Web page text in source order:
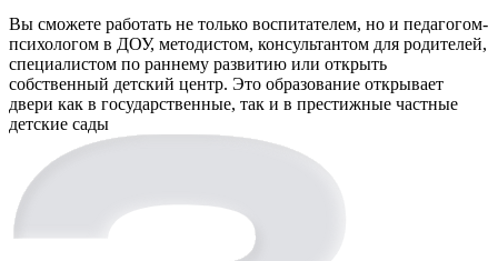
Вы сможете работать не только воспитателем, но и педагогом-
психологом в ДОУ, методистом, консультантом для родителей,
специалистом по раннему развитию или открыть
собственный детский центр. Это образование открывает
двери как в государственные, так и в престижные частные
детские сады